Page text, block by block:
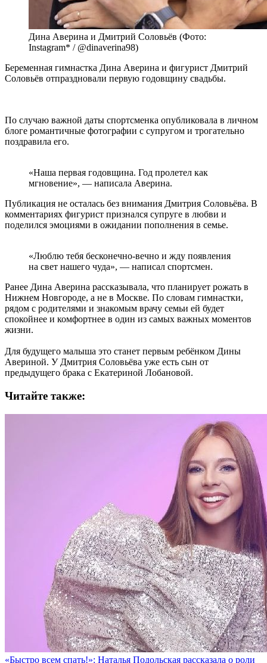
Дина Аверина и Дмитрий Соловьёв (Фото:
Instagram* / @dinaverina98)
Беременная гимнастка Дина Аверина и фигурист Дмитрий
Соловьёв отпраздновали первую годовщину свадьбы.
По случаю важной даты спортсменка опубликовала в личном
блоге романтичные фотографии с супругом и трогательно
поздравила его.
«Наша первая годовщина. Год пролетел как
мгновение», — написала Аверина.
Публикация не осталась без внимания Дмитрия Соловьёва. В
комментариях фигурист признался супруге в любви и
поделился эмоциями в ожидании пополнения в семье.
«Люблю тебя бесконечно-вечно и жду появления
на свет нашего чуда», — написал спортсмен.
Ранее Дина Аверина рассказывала, что планирует рожать в
Нижнем Новгороде, а не в Москве. По словам гимнастки,
рядом с родителями и знакомым врачу семьи ей будет
спокойнее и комфортнее в один из самых важных моментов
жизни.
Для будущего малыша это станет первым ребёнком Дины
Авериной. У Дмитрия Соловьёва уже есть сын от
предыдущего брака с Екатериной Лобановой.
Читайте также:
«Быстро всем спать!»: Наталья Подольская рассказала о роли